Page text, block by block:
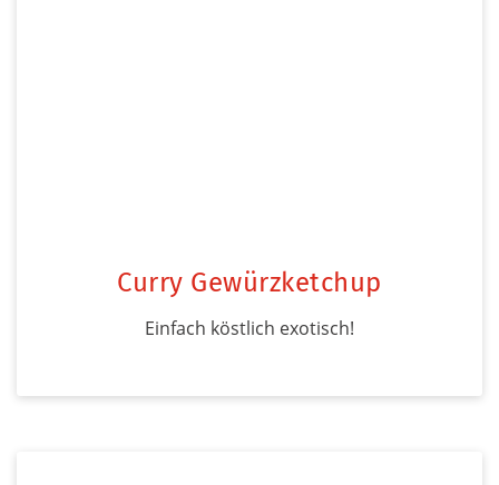
Curry Gewürzketchup
Einfach köstlich exotisch!